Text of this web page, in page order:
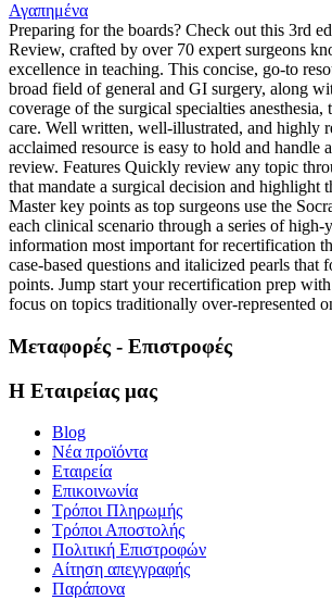
Αγαπημένα
Preparing for the boards? Check out this 3rd
Review, crafted by over 70 expert surgeons
excellence in teaching. This concise, go-to
broad field of general and GI surgery, along
coverage of the surgical specialties anesthesia,
care. Well written, well-illustrated, and highly
acclaimed resource is easy to hold and handle
review. Features Quickly review any topic
that mandate a surgical decision and highlight
Master key points as top surgeons use the
each clinical scenario through a series of high-
information most important for recertification
case-based questions and italicized pearls that
points. Jump start your recertification prep
focus on topics traditionally over-represented
Μεταφορές - Επιστροφές
Η Εταιρείας μας
Blog
Νέα προϊόντα
Εταιρεία
Επικοινωνία
Τρόποι Πληρωμής
Τρόποι Αποστολής
Πολιτική Επιστροφών
Αίτηση απεγγραφής
Παράπονα